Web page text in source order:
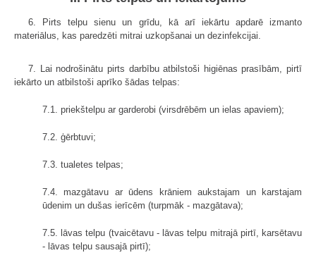
6. Pirts telpu sienu un grīdu, kā arī iekārtu apdarē izmanto
materiālus, kas paredzēti mitrai uzkopšanai un dezinfekcijai.
7. Lai nodrošinātu pirts darbību atbilstoši higiēnas prasībām, pirtī
iekārto un atbilstoši aprīko šādas telpas:
7.1. priekštelpu ar garderobi (virsdrēbēm un ielas apaviem);
7.2. ģērbtuvi;
7.3. tualetes telpas;
7.4. mazgātavu ar ūdens krāniem aukstajam un karstajam
ūdenim un dušas ierīcēm (turpmāk - mazgātava);
7.5. lāvas telpu (tvaicētavu - lāvas telpu mitrajā pirtī, karsētavu
- lāvas telpu sausajā pirtī);